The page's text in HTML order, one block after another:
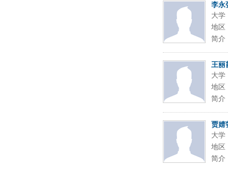
李永
大学
地区
简介
王丽
大学
地区
简介
贾婧
大学
地区
简介